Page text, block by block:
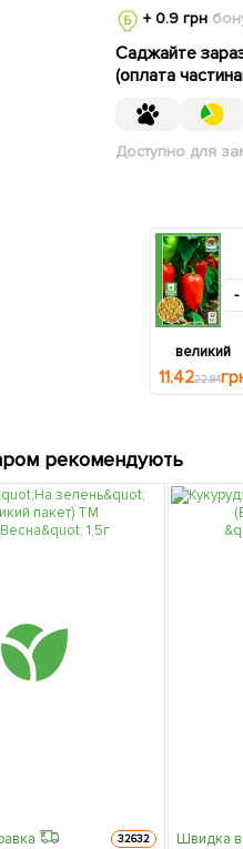
+ 0.9 грн
Саджайте
(оплата
Доступно для
-
великий
11.4222.84
рекомендують
32632 Швидка